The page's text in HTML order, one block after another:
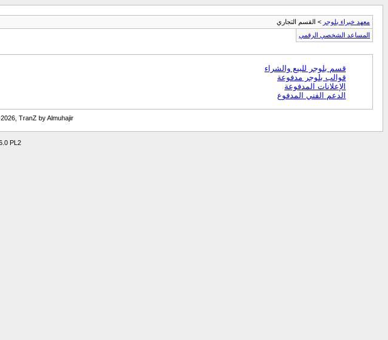
معهد خبراء بلوجر > القسم التجاري
المساعد الشخصي الرقمي
قسم بلوجر للبيع والشراء
قوالب بلوجر مدفوعة
الإعلانات المدفوعة
الدعم الفني المدفوع
TranZ by Almuhajir
PL2